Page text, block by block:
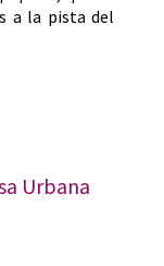
a la pista del
Urbana